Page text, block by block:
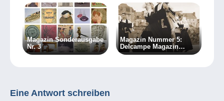
Magazin Sonderausgabe
Nr. 3
Magazin Nummer 5:
Delcampe Magazin
Klassische Sammlungen
Eine Antwort schreiben